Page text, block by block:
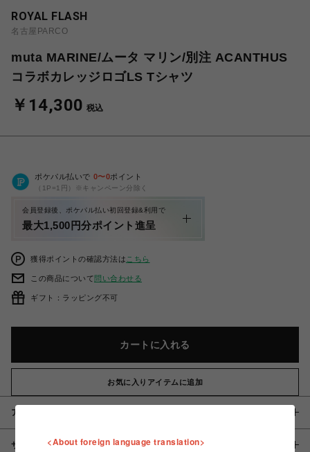
ROYAL FLASH
名古屋PARCO
muta MARINE/ムータ マリン/別注 ACANTHUS
コラボカレッジロゴLS Tシャツ
￥14,300 税込
ポケパル払いで 0〜0ポイント
（1P=1円）※キャンペーン分除く
会員登録後、ポケパル払い初回登録&利用で
最大1,500円分ポイント進呈
獲得ポイントの確認方法は こちら
この商品について問い合わせる
ギフト：ラッピング不可
カートに入れる
お気に入りアイテムに追加
アイテム説明 / 素材
サイズ <About foreign language translation>